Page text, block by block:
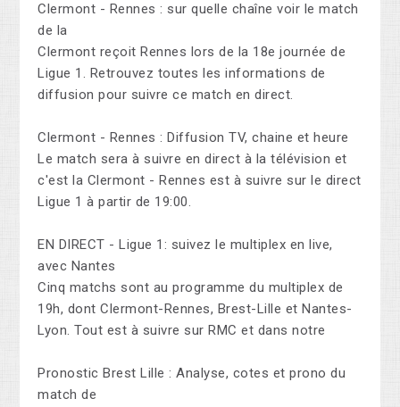
Clermont - Rennes : sur quelle chaîne voir le match
de la
Clermont reçoit Rennes lors de la 18e journée de
Ligue 1. Retrouvez toutes les informations de
diffusion pour suivre ce match en direct.
Clermont - Rennes : Diffusion TV, chaine et heure
Le match sera à suivre en direct à la télévision et
c'est la Clermont - Rennes est à suivre sur le direct
Ligue 1 à partir de 19:00.
EN DIRECT - Ligue 1: suivez le multiplex en live,
avec Nantes
Cinq matchs sont au programme du multiplex de
19h, dont Clermont-Rennes, Brest-Lille et Nantes-
Lyon. Tout est à suivre sur RMC et dans notre
Pronostic Brest Lille : Analyse, cotes et prono du
match de